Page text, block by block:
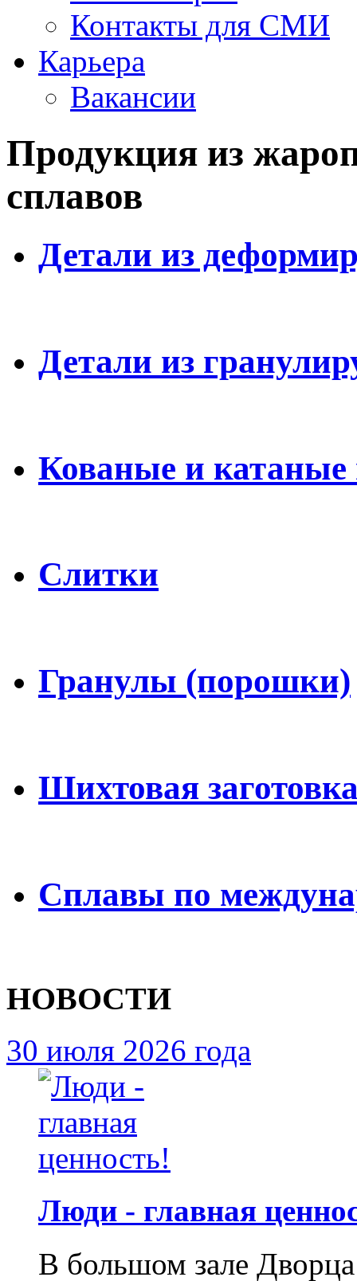
Контакты для СМИ
Карьера
Вакансии
Продукция из
сплавов
Детали из
Детали из
Кованые и катаные
Слитки
Гранулы (порошки)
Шихтовая
Сплавы по
НОВОСТИ
30 июля 2026 года
Люди - главная
В большом зале